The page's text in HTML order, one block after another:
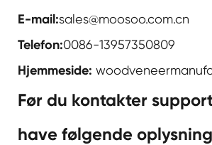
E-mail:sales@moosoo.com.cn
Telefon:0086-13957350809
Hjemmeside:
Før du kontakter
have følgende